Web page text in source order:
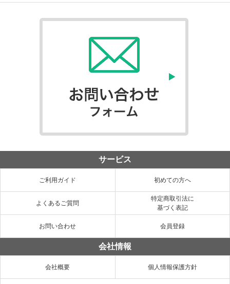
サービス
ご利用ガイド 初めての方へ
よくあるご質問
特定商取引法に
基づく表記
お問い合わせ 会員登録
会社情報
会社概要 個人情報保護方針